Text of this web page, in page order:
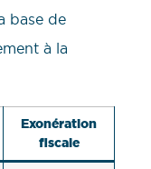
base de
à la
Exonération
fiscale